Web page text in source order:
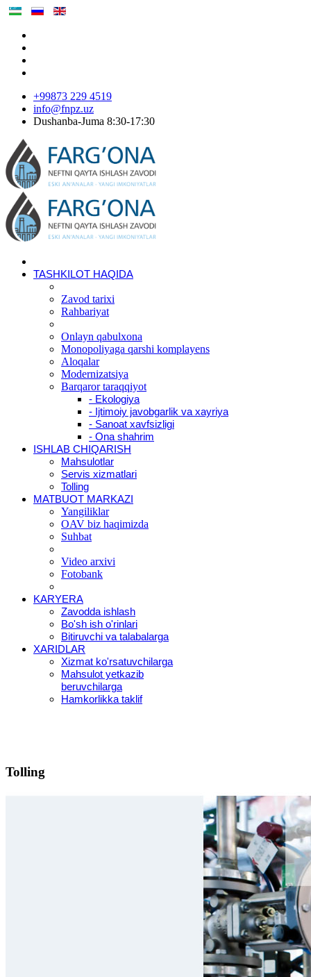
+99873 229 4519
info@fnpz.uz
Dushanba-Juma 8:30-17:30
TASHKILOT HAQIDA
Zavod tarixi
Rahbariyat
Onlayn qabulxona
Monopoliyaga qarshi komplayens
Aloqalar
Modernizatsiya
Barqaror taraqqiyot
- Ekologiya
- Ijtimoiy javobgarlik va xayriya
- Sanoat xavfsizligi
- Ona shahrim
ISHLAB CHIQARISH
Mahsulotlar
Servis xizmatlari
Tolling
MATBUOT MARKAZI
Yangiliklar
OAV biz haqimizda
Suhbat
Video arxivi
Fotobank
KARYERA
Zavodda ishlash
Bo'sh ish o'rinlari
Bitiruvchi va talabalarga
XARIDLAR
Xizmat ko'rsatuvchilarga
Mahsulot yetkazib
beruvchilarga
Hamkorlikka taklif
Tolling